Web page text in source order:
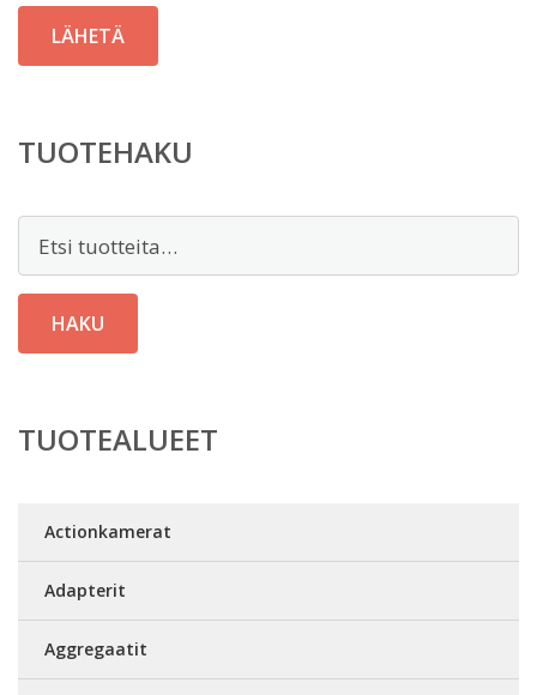
TUOTEHAKU
HAKU
TUOTEALUEET
Actionkamerat
Adapterit
Aggregaatit